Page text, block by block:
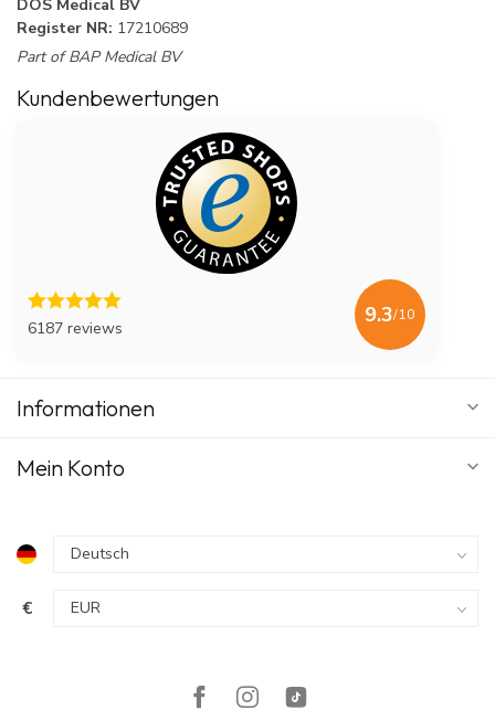
DOS Medical BV
Register NR: 17210689
Part of BAP Medical BV
Kundenbewertungen
6187 reviews
9.3/10
Informationen
Mein Konto
€